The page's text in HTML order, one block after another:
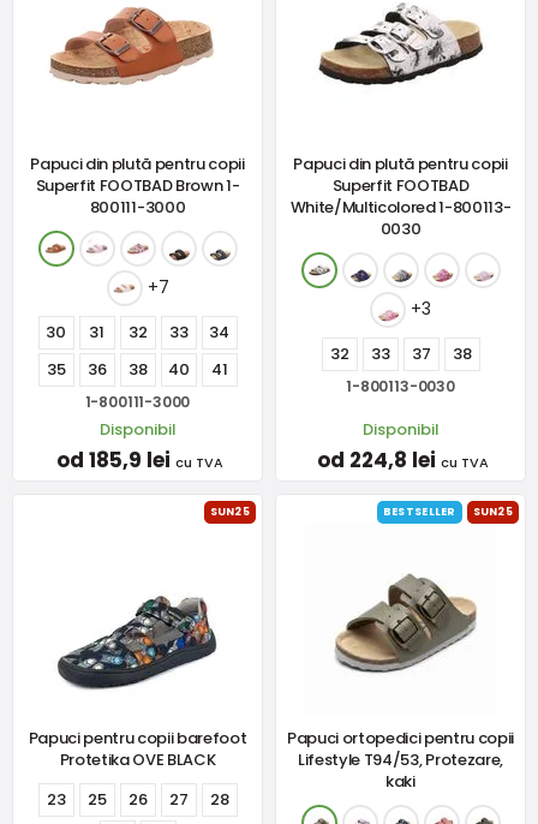
Papuci din plută pentru copii
Superfit FOOTBAD Brown 1-
800111-3000
+7
30 31 32 33
34
35
36 38 40 41
1-800111-3000
Disponibil
od 185,9 lei cu TVA
Papuci din plută pentru copii
Superfit FOOTBAD
White/Multicolored 1-800113-
0030
+3
32 33 37 38
1-800113-0030
Disponibil
od 224,8 lei cu TVA
SUN25
Papuci pentru copii barefoot
Protetika OVE BLACK
23
25 26 27
28
BESTSELLER SUN25
Papuci ortopedici pentru copii
Lifestyle T94/53, Protezare,
kaki